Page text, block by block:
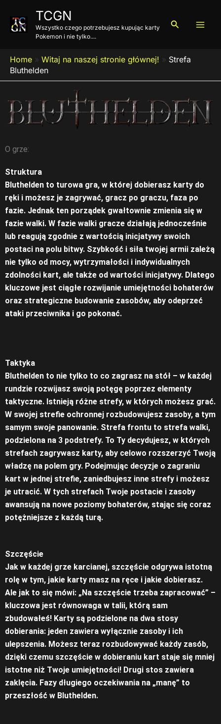
treści
TCGN
Wszystko czego potrzebujesz kupując karty
Pokemon i nie tylko....
Szukaj
Home » Witaj na naszej stronie głównej! » Strefa
Bluthelden
O grze:
Struktura
Bluthelden to turowa gra, w której dobierasz karty do
ręki i możesz je zagrywać, gracz po graczu, faza po
fazie. Jednak ten porządek gwałtownie zmienia się w
fazie walki. W fazie walki gracze działają jednocześnie
lub reagują zgodnie z wartością inicjatywy swoich
postaci na polu bitwy. Szybkość i siła twojej armii zależą
nie tylko od mocy, wytrzymałości i indywidualnych
zdolności kart, ale także od wartości inicjatywy. Dlatego
kluczowe jest ciągłe rozwijanie umiejętności bohaterów
oraz strategiczne budowanie zasobów, aby odeprzeć
ataki przeciwnika i go pokonać.
Taktyka
Bluthelden to nie tylko to co zagrasz na stół – w każdej
rundzie rozwijasz swoją potęgę poprzez elementy
taktyczne. Istnieją różne strefy, w których możesz grać.
W swojej strefie ochronnej rozbudowujesz zasoby, a tym
samym swoje panowanie. Strefa frontu to strefa walki,
podzielona na 3 podstrefy. To Ty decydujesz, w których
strefach zagrywasz karty, aby celowo rozszerzyć Twoją
władzę na polem gry. Podejmując decyzje o zagraniu
kart w jednej strefie, zaniedbujesz inne strefy i możesz
je utracić. W tych strefach Twoje postacie i zasoby
awansują na nowe poziomy bohaterów, stając się coraz
potężniejsze z każdą turą.
Szczęście
Jak w każdej grze karcianej, szczęście odgrywa istotną
rolę w tym, jakie karty masz na ręce i jakie dobierasz.
Ale jak to się mówi: „Na szczęście trzeba zapracować” –
kluczowa jest równowaga w talii, którą sam
zbudowałeś! Karty są podzielone na dwa stosy
dobierania: jeden zawiera wyłącznie zasoby i ich
ulepszenia. Możesz teraz rozbudowywać każdy zasób,
dzięki czemu szczęście w dobieraniu kart staje się mniej
istotne niż Twoje umiejętności! Drugi stos zawiera
zaklęcia. Fazy długiego oczekiwania na „manę” to
przeszłość w Bluthelden.